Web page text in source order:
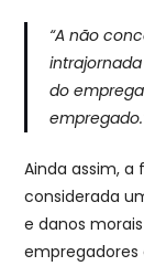
“A não
do
Ainda assim,
considerada
e danos
empregadores